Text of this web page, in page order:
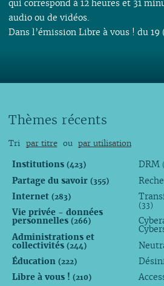
qui correspond à 12 heures et 31
audio ou de vidéos.
Dans l’émission Libre à vous ! du 19
Thèmes récents
Tri par titre ou par utilisation
Institutions (423)
Partage du savoir (355)
Internet (283)
Vie privée - données
personnelles (266)
Administrations et
collectivités (244)
Éducation (222)
Libre à vous ! (210)
DRM
(33)